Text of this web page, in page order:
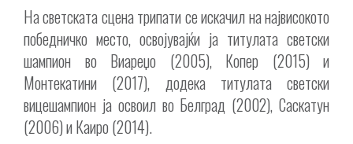
На светската сцена трипати се искачил на највисокото
победничко место, освојувајќи ја титулата светски
шампион во Виареџо (2005), Копер (2015) и
Монтекатини (2017), додека титулата светски
вицешампион ја освоил во Белград (2002), Саскатун
(2006) и Каиро (2014).